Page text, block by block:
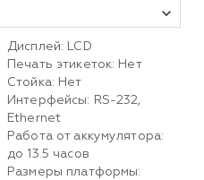
Дисплей: LCD
Печать этикеток: Нет
Стойка: Нет
Интерфейсы: RS-232,
Ethernet
Работа от аккумулятора:
до 13.5 часов
Размеры платформы: